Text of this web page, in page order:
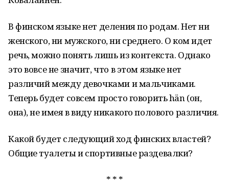
В финском языке нет деления по родам. Нет ни
женского, ни мужского, ни среднего. О ком идет
речь, можно понять лишь из контекста. Однако
это вовсе не значит, что в этом языке нет
различий между девочками и мальчиками.
Теперь будет совсем просто говорить hän (он,
она), не имея в виду никакого полового различия.
Какой будет следующий ход финских властей?
Общие туалеты и спортивные раздевалки?
* * *